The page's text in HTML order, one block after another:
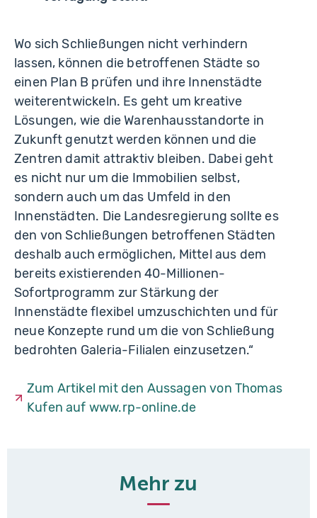
Wo sich Schließungen nicht verhindern
lassen, können die betroffenen Städte so
einen Plan B prüfen und ihre Innenstädte
weiterentwickeln. Es geht um kreative
Lösungen, wie die Warenhausstandorte in
Zukunft genutzt werden können und die
Zentren damit attraktiv bleiben. Dabei geht
es nicht nur um die Immobilien selbst,
sondern auch um das Umfeld in den
Innenstädten. Die Landesregierung sollte es
den von Schließungen betroffenen Städten
deshalb auch ermöglichen, Mittel aus dem
bereits existierenden 40-Millionen-
Sofortprogramm zur Stärkung der
Innenstädte flexibel umzuschichten und für
neue Konzepte rund um die von Schließung
bedrohten Galeria-Filialen einzusetzen.“
Zum Artikel mit den Aussagen von Thomas
Kufen auf www.rp-online.de
Mehr zu